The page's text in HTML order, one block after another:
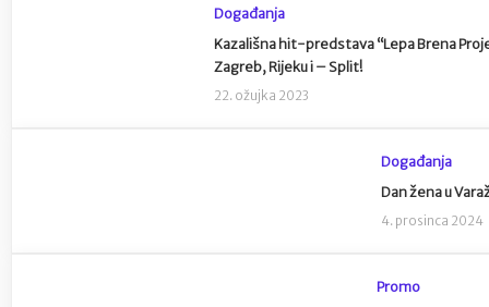
Događanja
Kazališna hit-predstava “Lepa Brena
Zagreb, Rijeku i – Split!
22. ožujka 2023
Događanja
Dan žena u
4. prosinca 2024
Promo